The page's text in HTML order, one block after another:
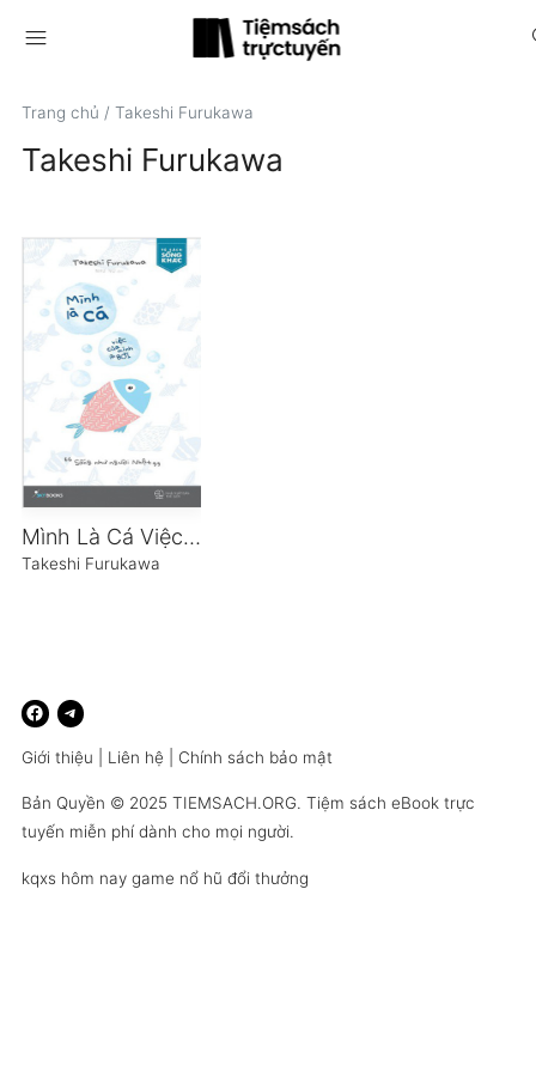
menu
Trang chủ / Takeshi Furukawa
Takeshi Furukawa
Mình Là Cá Việc Của Mình Là Bơi
Takeshi Furukawa
Giới thiệu Liên hệ Chính sách bảo mật
Bản Quyền © 2025 TIEMSACH.ORG. Tiệm sách eBook trực
tuyến miễn phí dành cho mọi người.
kqxs hôm nay game nổ hũ đổi thưởng